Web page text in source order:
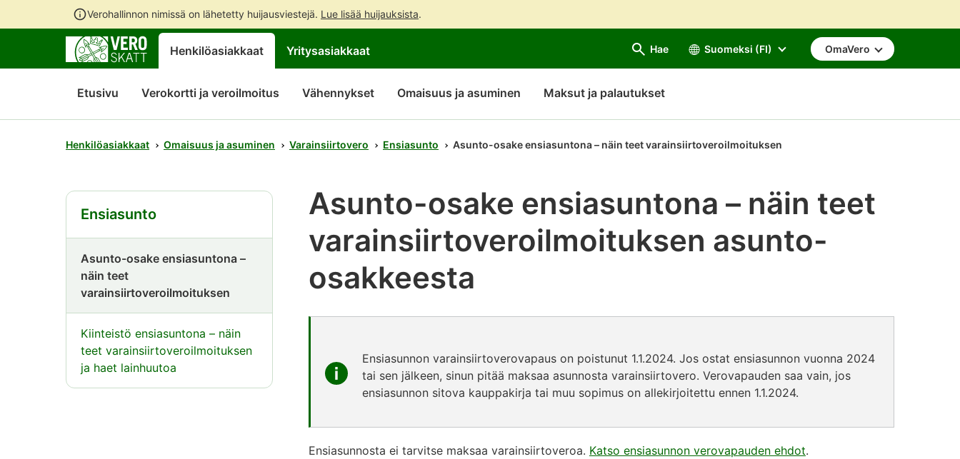
Verohallinnon nimissä on lähetetty huijausviestejä. Lue lisää huijauksista.
sisältöön
sivuston
hakuun
keskustelu
Henkilöasiakkaat Yritysasiakkaat Hae Suomeksi (FI) OmaVero
Etusivu Verokortti ja veroilmoitus Vähennykset Omaisuus ja asuminen Maksut ja palautukset
Henkilöasiakkaat Omaisuus ja asuminen Varainsiirtovero Ensiasunto Asunto-osake ensiasuntona – näin teet varainsiirtoveroilmoituksen
Ensiasunto
Asunto-osake ensiasuntona –
näin teet
varainsiirtoveroilmoituksen
Kiinteistö ensiasuntona – näin
teet varainsiirtoveroilmoituksen
ja haet lainhuutoa
Asunto-osake ensiasuntona – näin teet
varainsiirtoveroilmoituksen asunto-
osakkeesta
Ensiasunnon varainsiirtoverovapaus on poistunut 1.1.2024. Jos ostat ensiasunnon vuonna 2024
tai sen jälkeen, sinun pitää maksaa asunnosta varainsiirtovero. Verovapauden saa vain, jos
ensiasunnon sitova kauppakirja tai muu sopimus on allekirjoitettu ennen 1.1.2024.
Ensiasunnosta ei tarvitse maksaa varainsiirtoveroa. Katso ensiasunnon verovapauden ehdot.